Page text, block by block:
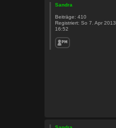
Sandra
Beiträge: 410
Registriert: So 7. Apr 2013,
16:52